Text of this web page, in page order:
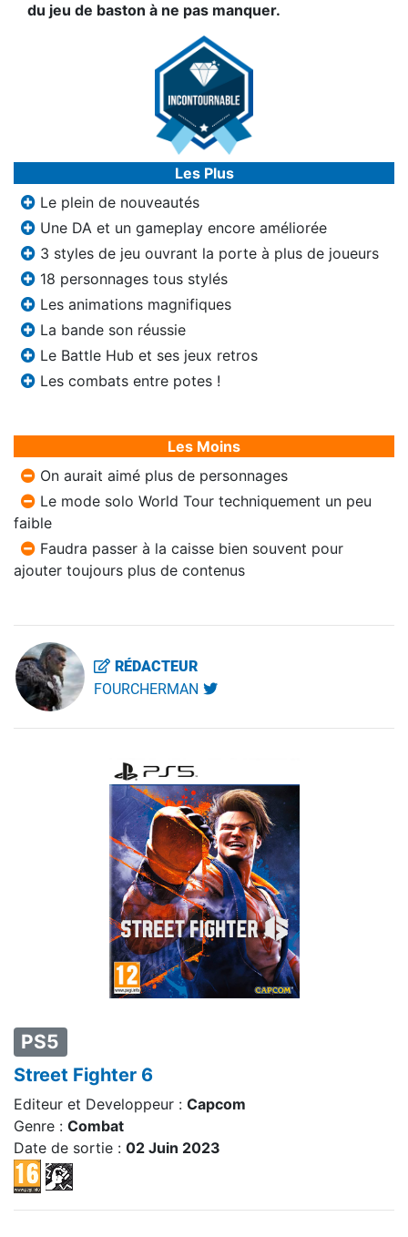
du jeu de baston à ne pas manquer.
Les Plus
Le plein de nouveautés
Une DA et un gameplay encore améliorée
3 styles de jeu ouvrant la porte à plus de joueurs
18 personnages tous stylés
Les animations magnifiques
La bande son réussie
Le Battle Hub et ses jeux retros
Les combats entre potes !
Les Moins
On aurait aimé plus de personnages
Le mode solo World Tour techniquement un peu
faible
Faudra passer à la caisse bien souvent pour
ajouter toujours plus de contenus
RÉDACTEUR
FOURCHERMAN
PS5
Street Fighter 6
Editeur et Developpeur : Capcom
Genre : Combat
Date de sortie : 02 Juin 2023